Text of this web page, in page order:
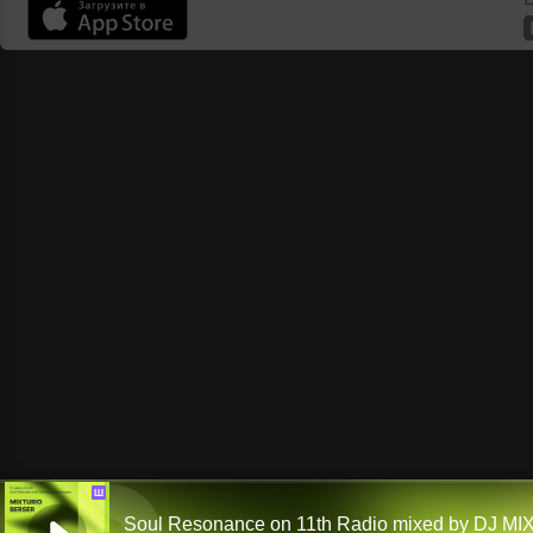
Ш
Soul Resonance on 11th Radio mixed by DJ